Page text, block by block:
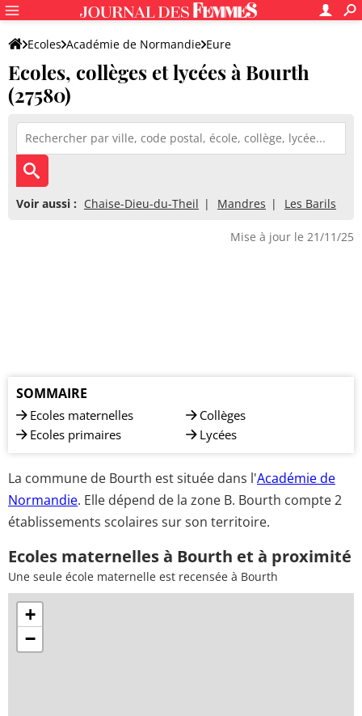
Ecoles Académie de Normandie Eure
Ecoles, collèges et lycées à Bourth
(27580)
Voir aussi : Chaise-Dieu-du-Theil Mandres Les Barils
Mise à jour le 21/11/25
SOMMAIRE
Ecoles maternelles
Ecoles primaires
Collèges
Lycées
La commune de Bourth est située dans l'Académie de
Normandie. Elle dépend de la zone B. Bourth compte 2
établissements scolaires sur son territoire.
Ecoles maternelles à Bourth et à proximité
Une seule école maternelle est recensée à Bourth
+
−